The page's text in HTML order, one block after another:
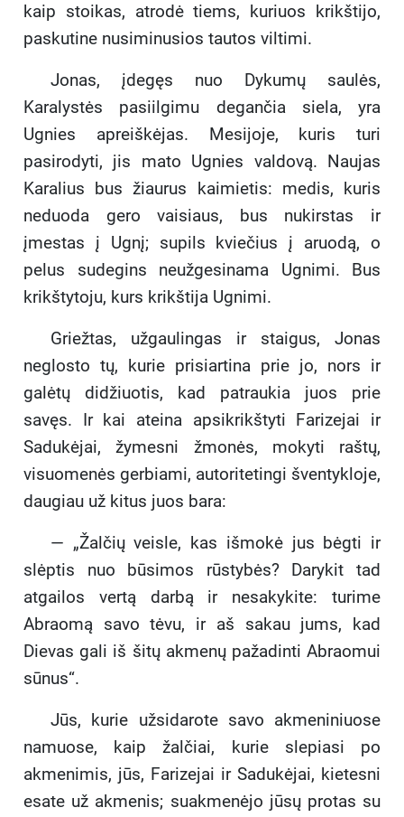
kaip stoikas, atrodė tiems, kuriuos krikštijo,
paskutine nusiminusios tautos viltimi.
Jonas, įdegęs nuo Dykumų saulės,
Karalystės pasiilgimu degančia siela, yra
Ugnies apreiškėjas. Mesijoje, kuris turi
pasirodyti, jis mato Ugnies valdovą. Naujas
Karalius bus žiaurus kaimietis: medis, kuris
neduoda gero vaisiaus, bus nukirstas ir
įmestas į Ugnį; supils kviečius į aruodą, o
pelus sudegins neužgesinama Ugnimi. Bus
krikštytoju, kurs krikštija Ugnimi.
Griežtas, užgaulingas ir staigus, Jonas
neglosto tų, kurie prisiartina prie jo, nors ir
galėtų didžiuotis, kad patraukia juos prie
savęs. Ir kai ateina apsikrikštyti Farizejai ir
Sadukėjai, žymesni žmonės, mokyti raštų,
visuomenės gerbiami, autoritetingi šventykloje,
daugiau už kitus juos bara:
— „Žalčių veisle, kas išmokė jus bėgti ir
slėptis nuo būsimos rūstybės? Darykit tad
atgailos vertą darbą ir nesakykite: turime
Abraomą savo tėvu, ir aš sakau jums, kad
Dievas gali iš šitų akmenų pažadinti Abraomui
sūnus“.
Jūs, kurie užsidarote savo akmeniniuose
namuose, kaip žalčiai, kurie slepiasi po
akmenimis, jūs, Farizejai ir Sadukėjai, kietesni
esate už akmenis; suakmenėjo jūsų protas su